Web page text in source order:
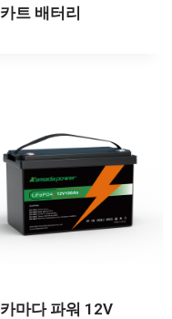
카트 배터리
카마다 파워 12V